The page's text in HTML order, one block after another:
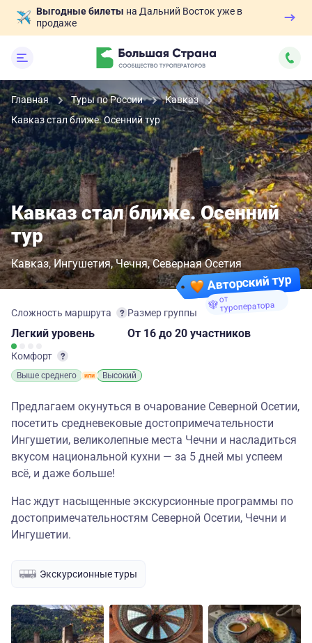
Выгодные билеты на Дальний Восток уже в
продаже
Главная Туры по России
Кавказ
Кавказ стал ближе. Осенний тур
Авторский тур
от
туроператора
Кавказ стал ближе. Осенний
тур
Кавказ Ингушетия Чечня Северная Осетия
Сложность маршрута
Легкий уровень
Комфорт
Выше среднего Высокий
Размер группы
От 16 до 20 участников
Предлагаем окунуться в очарование Северной Осетии,
посетить средневековые достопримечательности
Ингушетии, великолепные места Чечни и насладиться
вкусом национальной кухни — за 5 дней мы успеем
всё, и даже больше!
Нас ждут насыщенные экскурсионные программы по
достопримечательностям Северной Осетии, Чечни и
Ингушетии.
Экскурсионные туры